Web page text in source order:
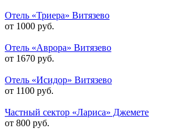
Отель «Триера» Витязево
от 1000 руб.
Отель «Аврора» Витязево
от 1670 руб.
Отель «Исидор» Витязево
от 1100 руб.
Частный сектор «Лариса» Джемете
от 800 руб.